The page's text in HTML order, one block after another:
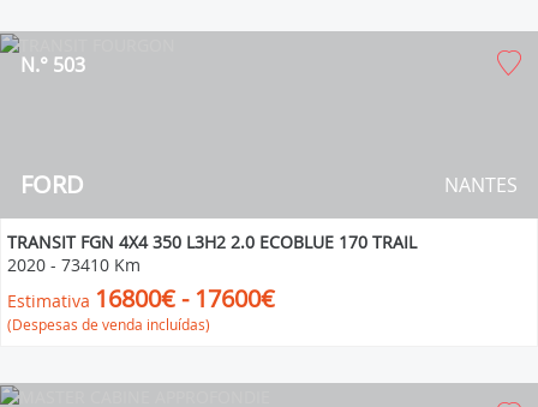
FORD
N.° 503
NANTES
TRANSIT FGN 4X4 350 L3H2 2.0 ECOBLUE 170 TRAIL
2020 - 73410 Km
Estimativa 16800€ - 17600€
(Despesas de venda incluídas)